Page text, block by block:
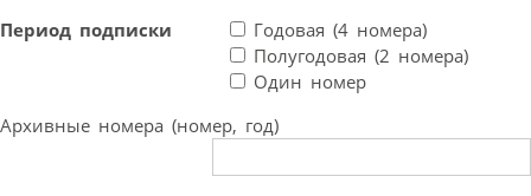
Период подписки
Годовая (4 номера)
Полугодовая (2 номера)
Один номер
Архивные номера (номер, год)